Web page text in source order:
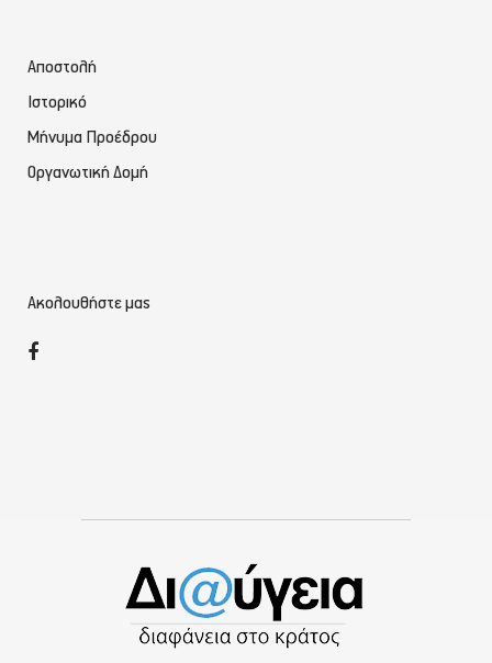
Αποστολή
Ιστορικό
Μήνυμα Προέδρου
Οργανωτική Δομή
Ακολουθήστε μας